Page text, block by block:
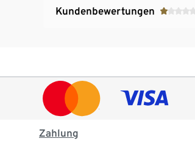
Kundenbewertungen
Zahlung